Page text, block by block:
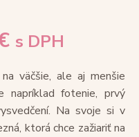
s DPH
väčšie, ale aj menšie
napríklad fotenie, prvý
Na svoje si v
ktorá chce zažiariť na